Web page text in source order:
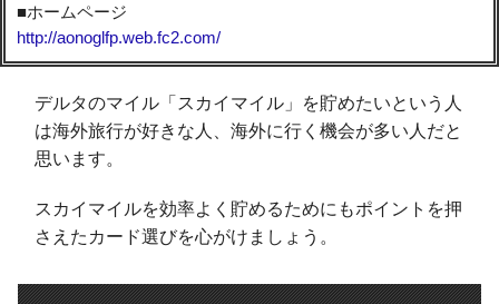
■ホームページ
http://aonoglfp.web.fc2.com/
デルタのマイル「スカイマイル」を貯めたいという人
は海外旅行が好きな人、海外に行く機会が多い人だと
思います。
スカイマイルを効率よく貯めるためにもポイントを押
さえたカード選びを心がけましょう。